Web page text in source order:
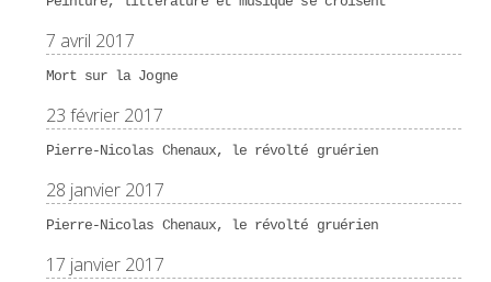
7 avril 2017
Mort sur la Jogne
23 février 2017
Pierre-Nicolas Chenaux, le révolté gruérien
28 janvier 2017
Pierre-Nicolas Chenaux, le révolté gruérien
17 janvier 2017